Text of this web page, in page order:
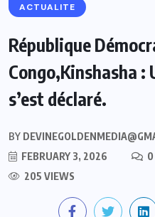
ACTUALITE
République
Congo,Kinshasha :
s’est déclaré.
BY
FEBRUARY 3, 2026
0
205 VIEWS